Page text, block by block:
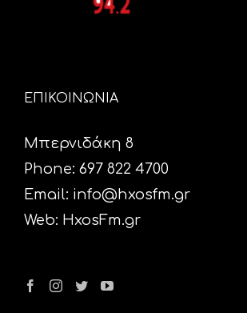
ΕΠΙΚΟΙΝΩΝΙΑ
Μπερνιδάκη 8
Phone: 697 822 4700
Email: info@hxosfm.gr
Web: HxosFm.gr